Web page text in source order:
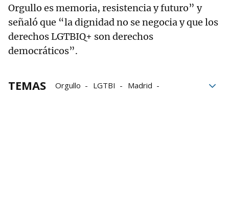
Orgullo es memoria, resistencia y futuro” y
señaló que “la dignidad no se negocia y que los
derechos LGTBIQ+ son derechos
democráticos”.
TEMAS Orgullo LGTBI
Madrid